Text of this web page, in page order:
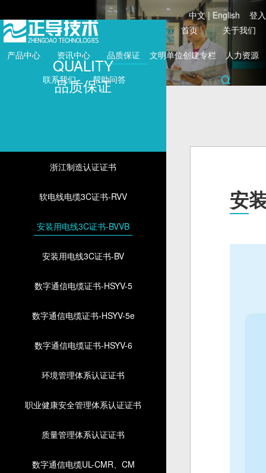
首页 关于我们
产品中心 资讯中心 品质保证 文明单位创建专栏 人力资源
联系我们 帮助问答
中文|English 登入
QUALITY
品质保证
浙江制造认证证书
软电线电缆3C证书-RVV
安装用电线3C证书-BVVB
安装用电线3C证书-BV
数字通信电缆证书-HSYV-5
数字通信电缆证书-HSYV-5e
数字通信电缆证书-HSYV-6
环境管理体系认证证书
职业健康安全管理体系认证证书
质量管理体系认证证书
数字通信电缆UL-CMR、CM
安